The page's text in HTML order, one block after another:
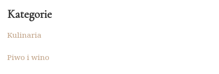
Kategorie
Kulinaria
Piwo i wino